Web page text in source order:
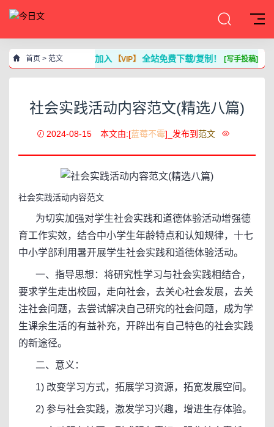
首页 > 范文 加入【VIP】 全站免费下载/复制！ [写手投稿]
社会实践活动内容范文(精选八篇)
2024-08-15 本文由:[蓝莓不霉]_发布到 范文
社会实践活动内容范文
为切实加强对学生社会实践和道德体验活动增强德
育工作实效，结合中小学生年龄特点和认知规律，十七
中小学部利用暑开展学生社会实践和道德体验活动。
一、指导思想：将研究性学习与社会实践相结合，
要求学生走出校园，走向社会，去关心社会发展，去关
注社会问题，去尝试解决自己研究的社会问题，成为学
生课余生活的有益补充，开辟出有自己特色的社会实践
的新途径。
二、意义：
1) 改变学习方式，拓展学习资源，拓宽发展空间。
2) 参与社会实践，激发学习兴趣，增进生存体验。